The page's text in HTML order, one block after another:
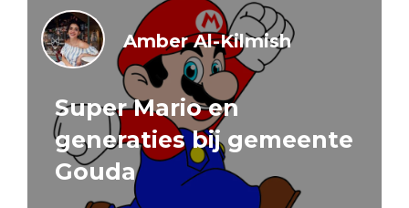
Amber Al-Kilmish
Super Mario en
generaties bij gemeente
Gouda